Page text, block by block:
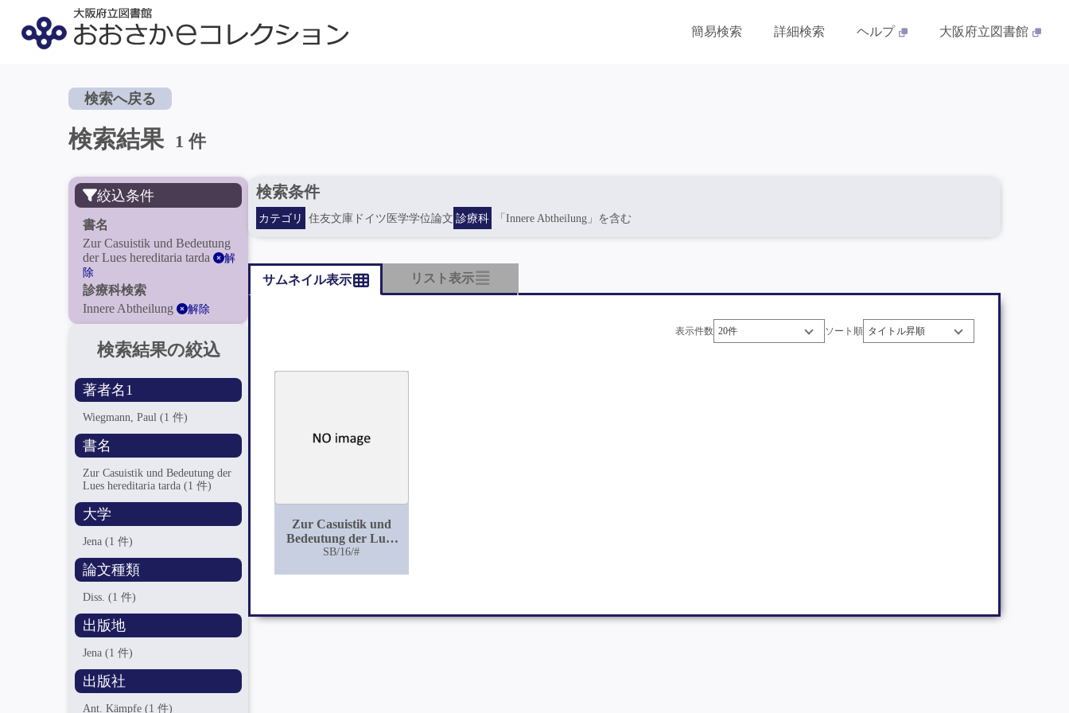
簡易検索 詳細検索 ヘルプ 大阪府立図書館
検索へ戻る
検索結果 1 件
絞込条件
書名
Zur Casuistik und Bedeutung
der Lues hereditaria tarda
解
除
診療科検索
Innere Abtheilung
解除
検索結果の絞込
著者名1
Wiegmann, Paul(1 件)
書名
Zur Casuistik und Bedeutung der
Lues hereditaria tarda(1 件)
大学
Jena(1 件)
論文種類
Diss.(1 件)
出版地
Jena(1 件)
出版社
Ant. Kämpfe(1 件)
検索条件
カテゴリ 住友文庫ドイツ医学学位論文 診療科 「Innere Abtheilung」を含む
サムネイル表示 リスト表示
表示件数 ソート順
Zur Casuistik und
Bedeutung der Lues
hereditaria tarda
SB/16/#